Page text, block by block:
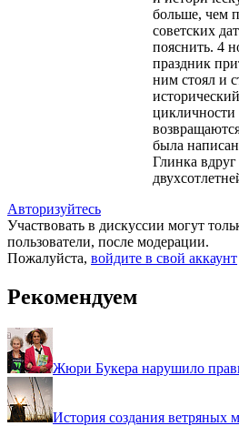
больше, чем
советских
пояснить. 4
праздник
ним стоял и
цикличности
была
Глинка
Авторизуйтесь
Участвовать в дискуссии могут
пользователи, после модерации.
Пожалуйста, войдите в свой аккаунт
Рекомендуем
Жюри Букера нарушило
История создания ветряных